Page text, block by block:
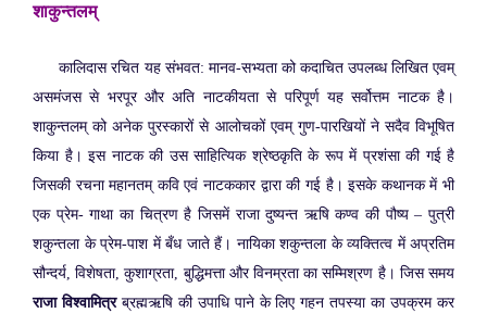
शाकुन्तलम्
कालिदास रचित यह संभवत: मानव-सभ्यता को कदाचित उपलब्ध लिखित एवम्
असमंजस से भरपूर और अति नाटकीयता से परिपूर्ण यह सर्वोत्तम नाटक है।
शाकुन्तलम् को अनेक पुरस्कारों से आलोचकों एवम् गुण-पारखियों ने सदैव विभूषित
किया है। इस नाटक की उस साहित्यिक श्रेष्ठकृति के रूप में प्रशंसा की गई है
जिसकी रचना महानतम् कवि एवं नाटककार द्वारा की गई है। इसके कथानक में भी
एक प्रेम- गाथा का चित्रण है जिसमें राजा दुष्यन्त ऋषि कण्व की पौष्य – पुत्री
शकुन्तला के प्रेम-पाश में बँध जाते हैं। नायिका शकुन्तला के व्यक्तित्व में अप्रतिम
सौन्दर्य, विशेषता, कुशाग्रता, बुद्धिमत्ता और विनम्रता का सम्मिश्रण है। जिस समय
राजा विश्वामित्रब्रह्मऋषि की उपाधि पाने के लिए गहन तपस्या का उपक्रम कर